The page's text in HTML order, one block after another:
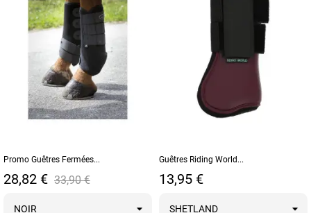
Promo Guêtres Fermées...
Prix
28,82 € Prix de base
33,90 €
Guêtres Riding World...
Prix
13,95 €